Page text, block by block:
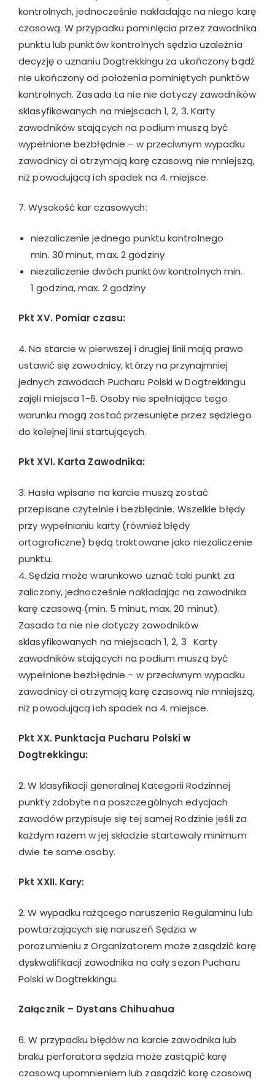
kontrolnych, jednocześnie nakładając na niego karę
czasową. W przypadku pominięcia przez zawodnika
punktu lub punktów kontrolnych sędzia uzależnia
decyzję o uznaniu Dogtrekkingu za ukończony bądź
nie ukończony od położenia pominiętych punktów
kontrolnych. Zasada ta nie nie dotyczy zawodników
sklasyfikowanych na miejscach 1, 2, 3. Karty
zawodników stających na podium muszą być
wypełnione bezbłędnie – w przeciwnym wypadku
zawodnicy ci otrzymają karę czasową nie mniejszą,
niż powodującą ich spadek na 4. miejsce.
7. Wysokość kar czasowych:
niezaliczenie jednego punktu kontrolnego
min. 30 minut, max. 2 godziny
niezaliczenie dwóch punktów kontrolnych min.
1 godzina, max. 2 godziny
Pkt XV. Pomiar czasu:
4. Na starcie w pierwszej i drugiej linii mają prawo
ustawić się zawodnicy, którzy na przynajmniej
jednych zawodach Pucharu Polski w Dogtrekkingu
zajęli miejsca 1-6. Osoby nie spełniające tego
warunku mogą zostać przesunięte przez sędziego
do kolejnej linii startujących.
Pkt XVI. Karta Zawodnika:
3. Hasła wpisane na karcie muszą zostać
przepisane czytelnie i bezbłędnie. Wszelkie błędy
przy wypełnianiu karty (również błędy
ortograficzne) będą traktowane jako niezaliczenie
punktu.
4. Sędzia może warunkowo uznać taki punkt za
zaliczony, jednocześnie nakładając na zawodnika
karę czasową (min. 5 minut, max. 20 minut).
Zasada ta nie nie dotyczy zawodników
sklasyfikowanych na miejscach 1, 2, 3 . Karty
zawodników stających na podium muszą być
wypełnione bezbłędnie – w przeciwnym wypadku
zawodnicy ci otrzymają karę czasową nie mniejszą,
niż powodującą ich spadek na 4. miejsce.
Pkt XX. Punktacja Pucharu Polski w
Dogtrekkingu:
2. W klasyfikacji generalnej Kategorii Rodzinnej
punkty zdobyte na poszczególnych edycjach
zawodów przypisuje się tej samej Rodzinie jeśli za
każdym razem w jej składzie startowały minimum
dwie te same osoby.
Pkt XXII. Kary:
2. W wypadku rażącego naruszenia Regulaminu lub
powtarzających się naruszeń Sędzia w
porozumieniu z Organizatorem może zasądzić karę
dyskwalifikacji zawodnika na cały sezon Pucharu
Polski w Dogtrekkingu.
Załącznik – Dystans Chihuahua
6. W przypadku błędów na karcie zawodnika lub
braku perforatora sędzia może zastąpić karę
czasową upomnieniem lub zasądzić karę czasową